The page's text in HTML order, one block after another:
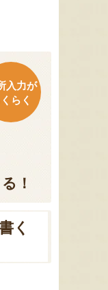
！
入力が
らく
く